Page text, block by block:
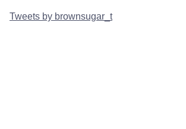
Tweets by brownsugar_t